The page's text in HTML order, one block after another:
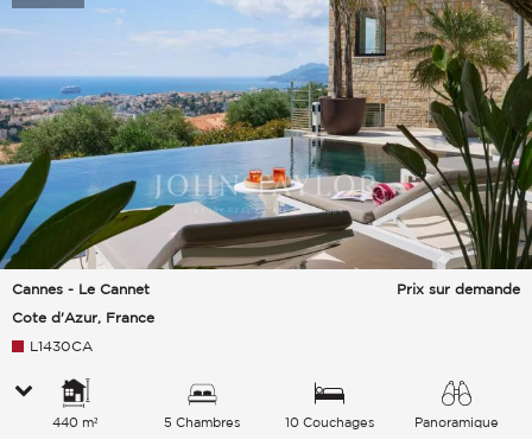
Cannes - Le Cannet
Cote d'Azur, France
Prix sur demande
L1430CA
440 m² 5 Chambres 10 Couchages
Panoramique